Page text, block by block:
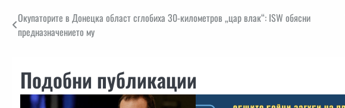
Навигация
Окупаторите в Донецка област сглобиха 30-километров „цар влак“: ISW обясни
предназначението му
Подобни публикации